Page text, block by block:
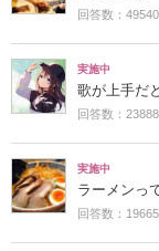
回答数：49540
実施中
歌が上手だ
回答数：23888
実施中
ラーメンっ
回答数：19665